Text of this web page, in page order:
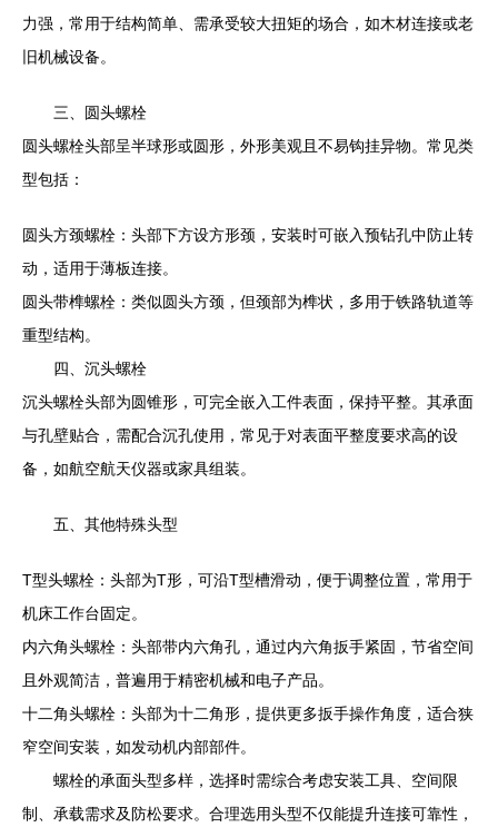
力强，常用于结构简单、需承受较大扭矩的场合，如木材连接或老
旧机械设备。
三、圆头螺栓
圆头螺栓头部呈半球形或圆形，外形美观且不易钩挂异物。常见类
型包括：
圆头方颈螺栓：头部下方设方形颈，安装时可嵌入预钻孔中防止转
动，适用于薄板连接。
圆头带榫螺栓：类似圆头方颈，但颈部为榫状，多用于铁路轨道等
重型结构。
四、沉头螺栓
沉头螺栓头部为圆锥形，可完全嵌入工件表面，保持平整。其承面
与孔壁贴合，需配合沉孔使用，常见于对表面平整度要求高的设
备，如航空航天仪器或家具组装。
五、其他特殊头型
T型头螺栓：头部为T形，可沿T型槽滑动，便于调整位置，常用于
机床工作台固定。
内六角头螺栓：头部带内六角孔，通过内六角扳手紧固，节省空间
且外观简洁，普遍用于精密机械和电子产品。
十二角头螺栓：头部为十二角形，提供更多扳手操作角度，适合狭
窄空间安装，如发动机内部部件。
螺栓的承面头型多样，选择时需综合考虑安装工具、空间限
制、承载需求及防松要求。合理选用头型不仅能提升连接可靠性，